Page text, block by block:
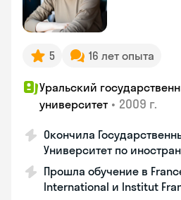
5 16 лет опыта
Уральский
университет • 2009 г.
Окончила
Университет по
Прошла обучение в
International и Institut